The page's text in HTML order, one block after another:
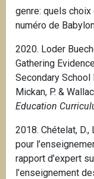
genre: quels
numéro de
2020. Loder
Gathering
Secondary School
Mickan, P. &
Education
2018. Chételat, D.,
pour
rapport d’expert
l’enseignement